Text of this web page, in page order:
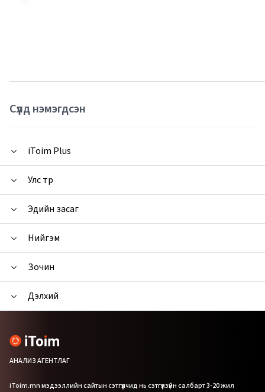
Сүүлд нэмэгдсэн
iToim Plus
Улс төр
Эдийн засаг
Нийгэм
Зочин
Дэлхий
АНАЛИЗ АГЕНТЛАГ
iToim.mn мэдээллийн сайтын сэтгүүлчид нь сэтгүүлзүйн салбарт 3-20 жил